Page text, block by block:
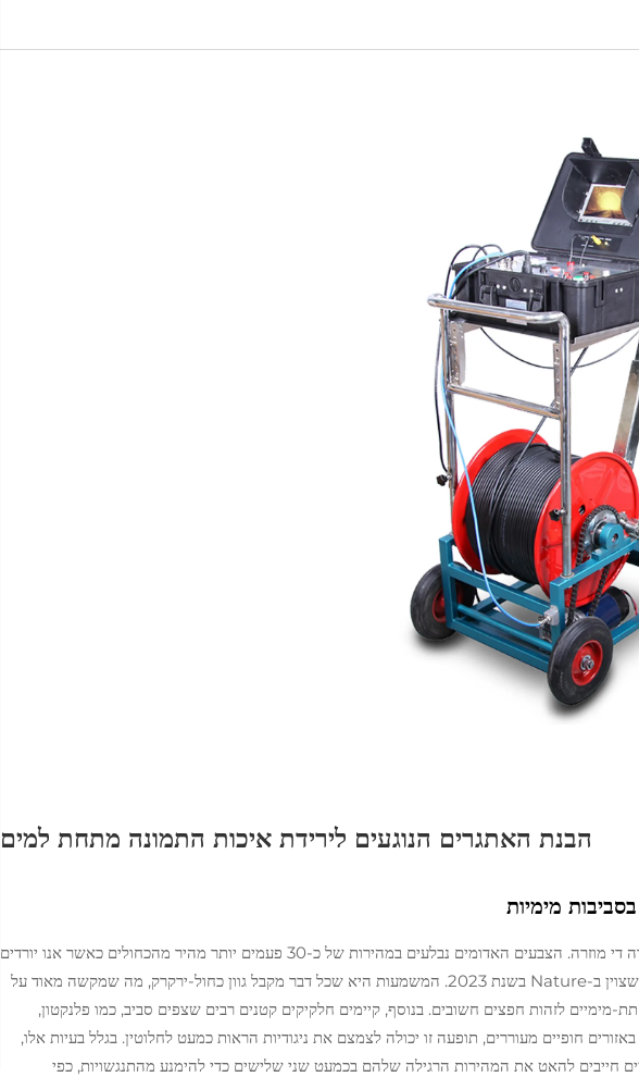
הבנת האתגרים הנוגעים לירידת איכות התמונה מתחת למים
מימיות
אור מתחת למים מתנהג בצורה די מוזרה. הצבעים האדומים נבלעים במהירות של כ-30 פעמים יותר מהיר מהכחולים כאשר אנו יורדים
לעומק של כ-10 מטרים, כפי שצוין ב-Nature בשנת 2023. המשמעות היא שכל דבר מקבל גוון כחול-ירקרק, מה שמקשה מאוד על
מימיים לזהות חפצים חשובים. בנוסף, קיימים חלקיקים קטנים רבים שצפים סביב, כמו פלנקטון,
חופיים מעוררים, תופעה זו יכולה לצמצם את ניגודיות הראות כמעט לחלוטין. בגלל בעיות אלו,
חייבים להאט את המהירות הרגילה שלהם בכמעט שני שלישים כדי להימנע מהתנגשויות, כפי